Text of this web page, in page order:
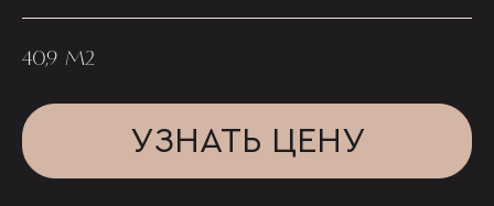
40,9 М2
УЗНАТЬ ЦЕНУ